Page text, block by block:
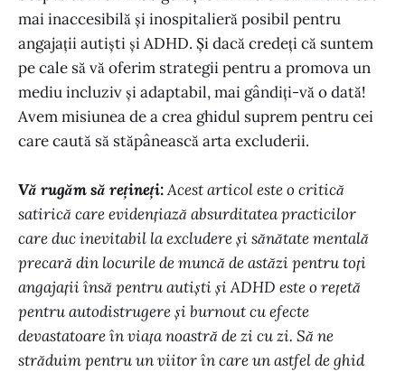
mai inaccesibilă și inospitalieră posibil pentru
angajații autiști și ADHD. Și dacă credeți că suntem
pe cale să vă oferim strategii pentru a promova un
mediu incluziv și adaptabil, mai gândiți-vă o dată!
Avem misiunea de a crea ghidul suprem pentru cei
care caută să stăpânească arta excluderii.
Vă rugăm să rețineți:Acest articol este o critică
satirică care evidențiază absurditatea practicilor
care duc inevitabil la excludere și sănătate mentală
precară din locurile de muncă de astăzi pentru toți
angajații însă pentru autiști și ADHD este o rețetă
pentru autodistrugere și burnout cu efecte
devastatoare în viața noastră de zi cu zi. Să ne
străduim pentru un viitor în care un astfel de ghid